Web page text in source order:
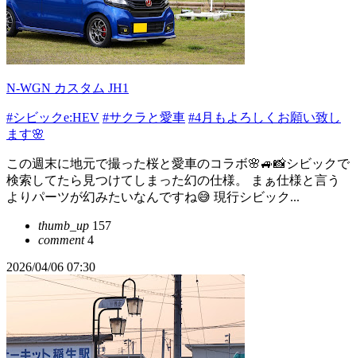
N-WGN カスタム JH1
#シビックe:HEV #サクラと愛車 #4月もよろしくお願い致し
ます🌸
この週末に地元で撮った桜と愛車のコラボ🌸🚙📸シビックで
検索してたら見つけてしまった幻の仕様。 まぁ仕様と言う
よりパーツが幻みたいなんですね😅 現行シビック...
thumb_up 157
comment4
2026/04/06 07:30